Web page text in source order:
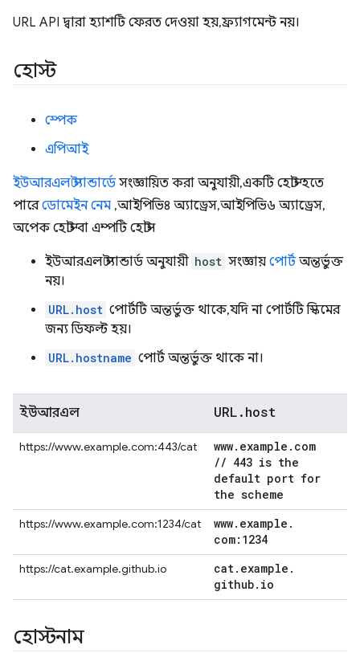
URL API দ্বারা হ্যাশটি ফেরত দেওয়া হয়, ফ্র্যাগমেন্ট নয়।
হোস্ট
স্পেক
এপিআই
ইউআরএল স্ট্যান্ডার্ডেসংজ্ঞায়িত করা অনুযায়ী, একটি হোস্ট হতে
পারেডোমেইন নেম , আইপিভি৪ অ্যাড্রেস, আইপিভি৬ অ্যাড্রেস,
অপেক হোস্ট বা এম্পটি হোস্ট।
ইউআরএল স্ট্যান্ডার্ড অনুযায়ী host সংজ্ঞায় পোর্টঅন্তর্ভুক্ত
নয়।
URL.host পোর্টটি অন্তর্ভুক্ত থাকে, যদি না পোর্টটি স্কিমের
জন্য ডিফল্ট হয়।
URL.hostname পোর্ট অন্তর্ভুক্ত থাকে না।
ইউআরএল URL.host
https://www.example.com:443/cat www. example . com
// 443 is the
default port for
the scheme
https://www.example.com:1234/cat www. example .
com:1234
https://cat.example.github.io cat. example .
github. io
হোস্টনাম